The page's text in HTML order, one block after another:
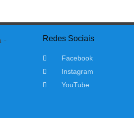
Redes Sociais
Facebook
Instagram
YouTube